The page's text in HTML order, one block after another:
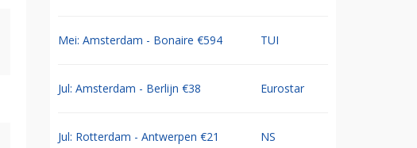
Mei: Amsterdam - Bonaire €594 TUI
Jul: Amsterdam - Berlijn €38 Eurostar
Jul: Rotterdam - Antwerpen €21 NS